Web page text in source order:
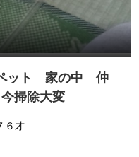
ット 家の中 仲
掃除大変
６才